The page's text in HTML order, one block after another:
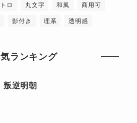
ロ 丸文字 和風 商用可
影付き 理系 透明感
ランキング
叛逆明朝